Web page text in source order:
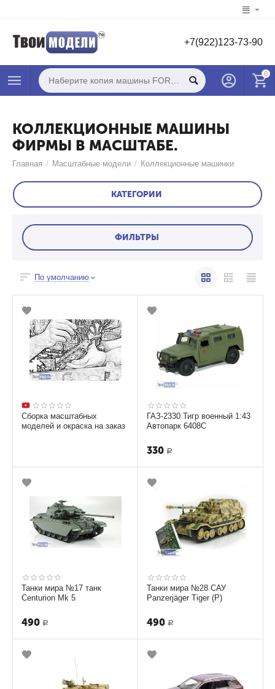
+7(922)123-73-90
0
КОЛЛЕКЦИОННЫЕ МАШИНЫ
ФИРМЫ В МАСШТАБЕ.
Главная / Масштабные модели / Коллекционные машинки
КАТЕГОРИИ
ФИЛЬТРЫ
По умолчанию
Сборка масштабных
моделей и окраска на заказ
ГАЗ-2330 Тигр военный 1:43
Автопарк 6408С
330 Р
Танки мира №17 танк
Centurion Mk 5
490 Р
Танки мира №28 САУ
Panzerjäger Tiger (P)
490 Р